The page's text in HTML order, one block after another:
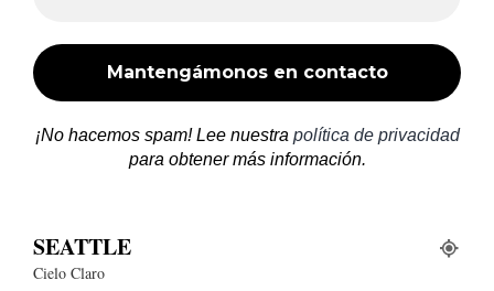
¡No hacemos spam! Lee nuestra política de privacidad
para obtener más información.
SEATTLE
Cielo Claro